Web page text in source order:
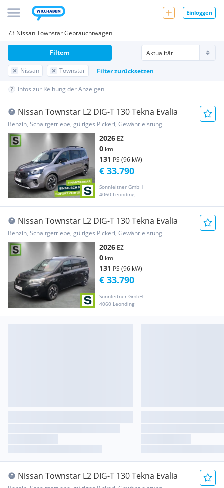
Einloggen
73 Nissan Townstar Gebrauchtwagen
Nissan Townstar Filter zurücksetzen
Filtern
Infos zur Reihung der Anzeigen
Nissan Townstar L2 DIG-T 130 Tekna Evalia
Benzin, Schaltgetriebe, gültiges Pickerl, Gewährleistung
2026 EZ
0 km
131 PS (96 kW)
Sonnleitner GmbH
4060 Leonding
€ 33.790
Nissan Townstar L2 DIG-T 130 Tekna Evalia
Benzin, Schaltgetriebe, gültiges Pickerl, Gewährleistung
2026 EZ
0 km
131 PS (96 kW)
Sonnleitner GmbH
4060 Leonding
€ 33.790
Nissan Townstar L2 DIG-T 130 Tekna Evalia